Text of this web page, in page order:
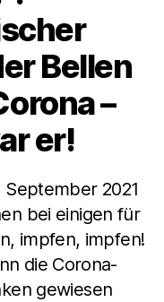
Bellen
–
er!
2021
bei einigen für
impfen, impfen!
die Corona-
gewiesen